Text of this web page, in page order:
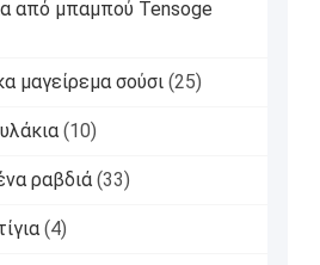
από μπαμπού Tensoge
μαγείρεμα σούσι (25)
(10)
ραβδιά (33)
(4)